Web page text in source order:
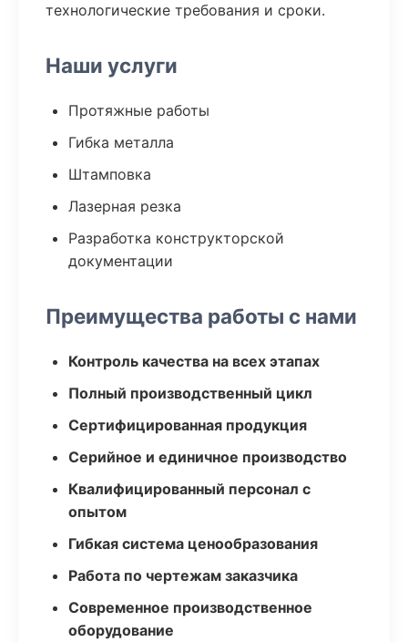
технологические требования и сроки.
Наши услуги
Протяжные работы
Гибка металла
Штамповка
Лазерная резка
Разработка конструкторской
документации
Преимущества работы с нами
Контроль качества на всех этапах
Полный производственный цикл
Сертифицированная продукция
Серийное и единичное производство
Квалифицированный персонал с
опытом
Гибкая система ценообразования
Работа по чертежам заказчика
Современное производственное
оборудование